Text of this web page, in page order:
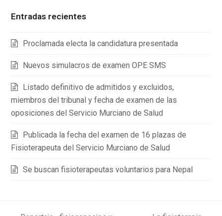
Entradas recientes
Proclamada electa la candidatura presentada
Nuevos simulacros de examen OPE SMS
Listado definitivo de admitidos y excluidos,
miembros del tribunal y fecha de examen de las
oposiciones del Servicio Murciano de Salud
Publicada la fecha del examen de 16 plazas de
Fisioterapeuta del Servicio Murciano de Salud
Se buscan fisioterapeutas voluntarios para Nepal